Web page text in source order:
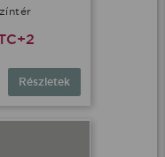
Részletek